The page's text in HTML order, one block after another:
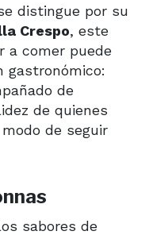
distingue por su
Crespo, este
a comer puede
gastronómico:
de
de quienes
de seguir
sabores de